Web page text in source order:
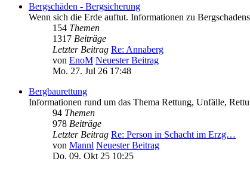
Bergschäden - Bergsicherung
Wenn sich die Erde auftut. Informationen zu
154 Themen
1317 Beiträge
Letzter Beitrag Re: Annaberg
von EnoM Neuester Beitrag
Mo. 27. Jul 26 17:48
Bergbaurettung
Informationen rund um das Thema Rettung, Unfälle,
94 Themen
978 Beiträge
Letzter Beitrag Re: Person in Schacht im Erzg…
von Mannl Neuester Beitrag
Do. 09. Okt 25 10:25